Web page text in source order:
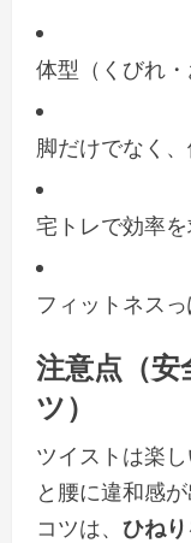
体型（くびれ
脚だけでなく
宅トレで効率
フィットネス
注意点（
ツ）
ツイストは楽
と腰に違和感が
コツは、 ひね